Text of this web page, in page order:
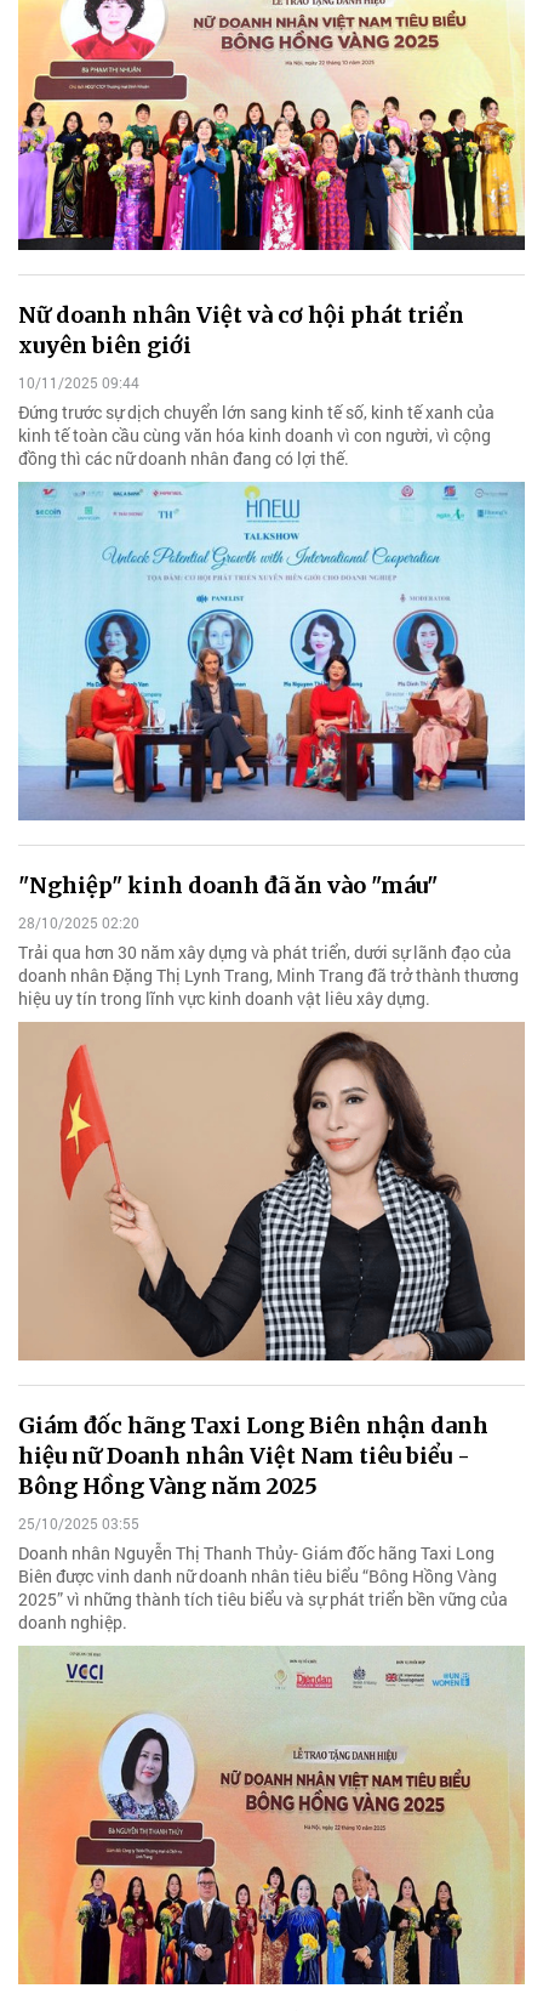
Nữ doanh nhân Việt và cơ hội phát triển
xuyên biên giới
10/11/2025 09:44
Đứng trước sự dịch chuyển lớn sang kinh tế số, kinh tế xanh của
kinh tế toàn cầu cùng văn hóa kinh doanh vì con người, vì cộng
đồng thì các nữ doanh nhân đang có lợi thế.
"Nghiệp" kinh doanh đã ăn vào "máu"
28/10/2025 02:20
Trải qua hơn 30 năm xây dựng và phát triển, dưới sự lãnh đạo của
doanh nhân Đặng Thị Lynh Trang, Minh Trang đã trở thành thương
hiệu uy tín trong lĩnh vực kinh doanh vật liêu xây dựng.
Giám đốc hãng Taxi Long Biên nhận danh
hiệu nữ Doanh nhân Việt Nam tiêu biểu -
Bông Hồng Vàng năm 2025
25/10/2025 03:55
Doanh nhân Nguyễn Thị Thanh Thủy- Giám đốc hãng Taxi Long
Biên được vinh danh nữ doanh nhân tiêu biểu “Bông Hồng Vàng
2025” vì những thành tích tiêu biểu và sự phát triển bền vững của
doanh nghiệp.